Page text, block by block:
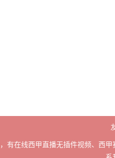
有在线西甲直播无插件视频、西